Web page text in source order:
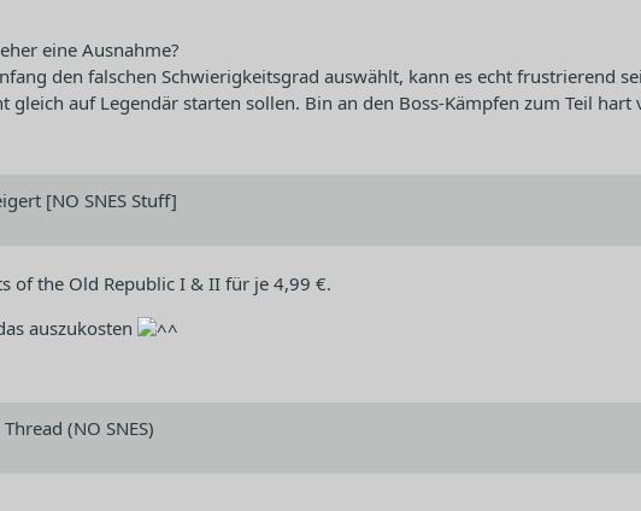
eine Ausnahme?
den falschen Schwierigkeitsgrad auswählt, kann es echt frustrierend
auf Legendär starten sollen. Bin an den Boss-Kämpfen zum Teil
[NO SNES Stuff]
of the Old Republic I & II für je 4,99 €.
auszukosten
(NO SNES)